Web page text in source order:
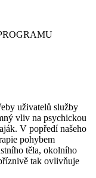
uživatelů služby
vliv na psychickou
V popředí našeho
pohybem
těla, okolního
tak ovlivňuje